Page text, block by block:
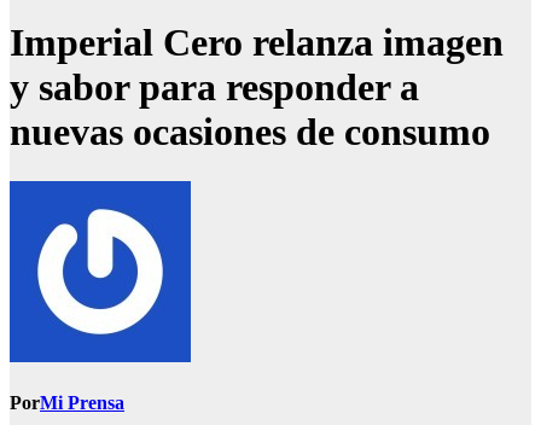
Imperial Cero relanza imagen
y sabor para responder a
nuevas ocasiones de consumo
PorMi Prensa